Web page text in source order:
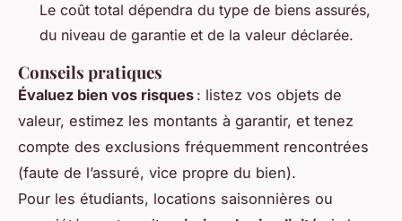
Le coût total dépendra du type de biens assurés,
du niveau de garantie et de la valeur déclarée.
Conseils pratiques
Évaluez bien vos risques : listez vos objets de
valeur, estimez les montants à garantir, et tenez
compte des exclusions fréquemment rencontrées
(faute de l’assuré, vice propre du bien).
Pour les étudiants, locations saisonnières ou